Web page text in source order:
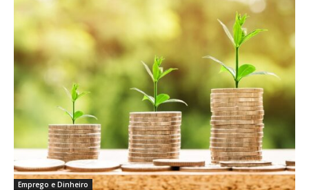
Emprego e Dinheiro